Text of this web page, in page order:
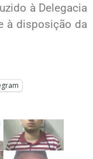
à Delegacia
à disposição da